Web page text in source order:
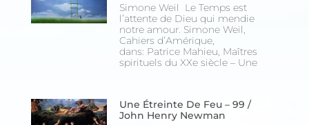
Simone Weil Le Temps est
l’attente de Dieu qui mendie
notre amour. Simone Weil,
Cahiers d’Amérique,
dans: Patrice Mahieu, Maîtres
spirituels du XXe siècle – Une
Une Étreinte De Feu – 99 /
John Henry Newman